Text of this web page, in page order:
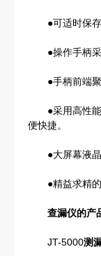
●可适时保存
●操作手柄采
●手柄前端聚
●采用高性能
便快捷。
●大屏幕液晶
●精益求精的
查漏仪的产
JT-5000测